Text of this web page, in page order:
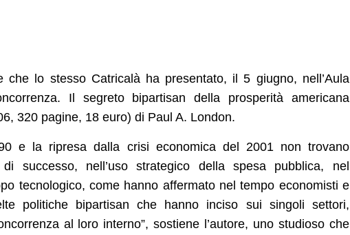
lo stesso Catricalà ha presentato, il 5 giugno, nell’Aula
Il segreto bipartisan della prosperità americana
320 pagine, 18 euro) di Paul A. London.
e la ripresa dalla crisi economica del 2001 non trovano
successo, nell’uso strategico della spesa pubblica, nel
tecnologico, come hanno affermato nel tempo economisti e
politiche bipartisan che hanno inciso sui singoli settori,
al loro interno”, sostiene l’autore, uno studioso che